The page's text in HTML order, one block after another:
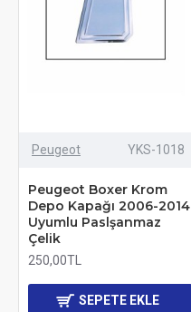
Peugeot YKS-1018
Peugeot Boxer Krom
Depo Kapağı 2006-2014
Uyumlu Paslşanmaz
Çelik
250,00TL
SEPETE EKLE